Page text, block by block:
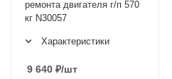
ремонта двигателя г/п 570
кг N30057
Характеристики
9 640 ₽/шт